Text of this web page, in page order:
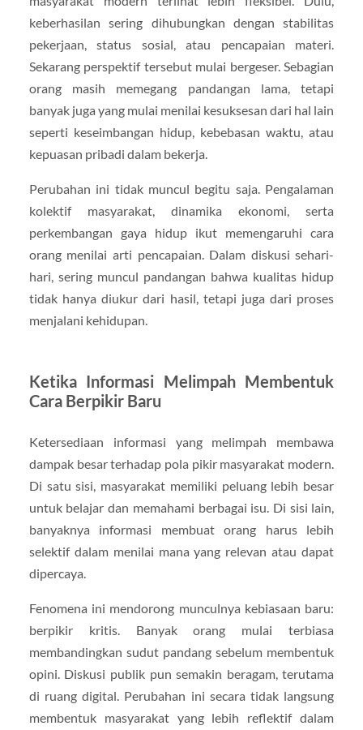
keberhasilan sering dihubungkan dengan stabilitas
pekerjaan, status sosial, atau pencapaian materi.
Sekarang perspektif tersebut mulai bergeser. Sebagian
orang masih memegang pandangan lama, tetapi
banyak juga yang mulai menilai kesuksesan dari hal lain
seperti keseimbangan hidup, kebebasan waktu, atau
kepuasan pribadi dalam bekerja.
Perubahan ini tidak muncul begitu saja. Pengalaman
kolektif masyarakat, dinamika ekonomi, serta
perkembangan gaya hidup ikut memengaruhi cara
orang menilai arti pencapaian. Dalam diskusi sehari-
hari, sering muncul pandangan bahwa kualitas hidup
tidak hanya diukur dari hasil, tetapi juga dari proses
menjalani kehidupan.
Ketika Informasi Melimpah Membentuk
Cara Berpikir Baru
Ketersediaan informasi yang melimpah membawa
dampak besar terhadap pola pikir masyarakat modern.
Di satu sisi, masyarakat memiliki peluang lebih besar
untuk belajar dan memahami berbagai isu. Di sisi lain,
banyaknya informasi membuat orang harus lebih
selektif dalam menilai mana yang relevan atau dapat
dipercaya.
Fenomena ini mendorong munculnya kebiasaan baru:
berpikir kritis. Banyak orang mulai terbiasa
membandingkan sudut pandang sebelum membentuk
opini. Diskusi publik pun semakin beragam, terutama
di ruang digital. Perubahan ini secara tidak langsung
membentuk masyarakat yang lebih reflektif dalam